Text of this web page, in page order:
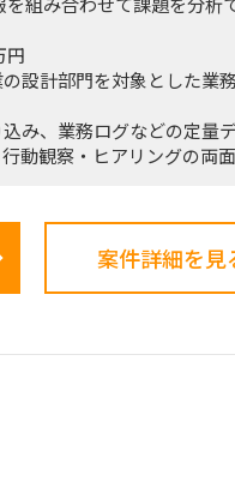
円
設計部門を対象とした業
み、業務ログなどの定量
動観察・ヒアリングの両
化したうえで、改善施策、
定し、クライアントの幹部
メーカーとの連携および
案件詳細を見